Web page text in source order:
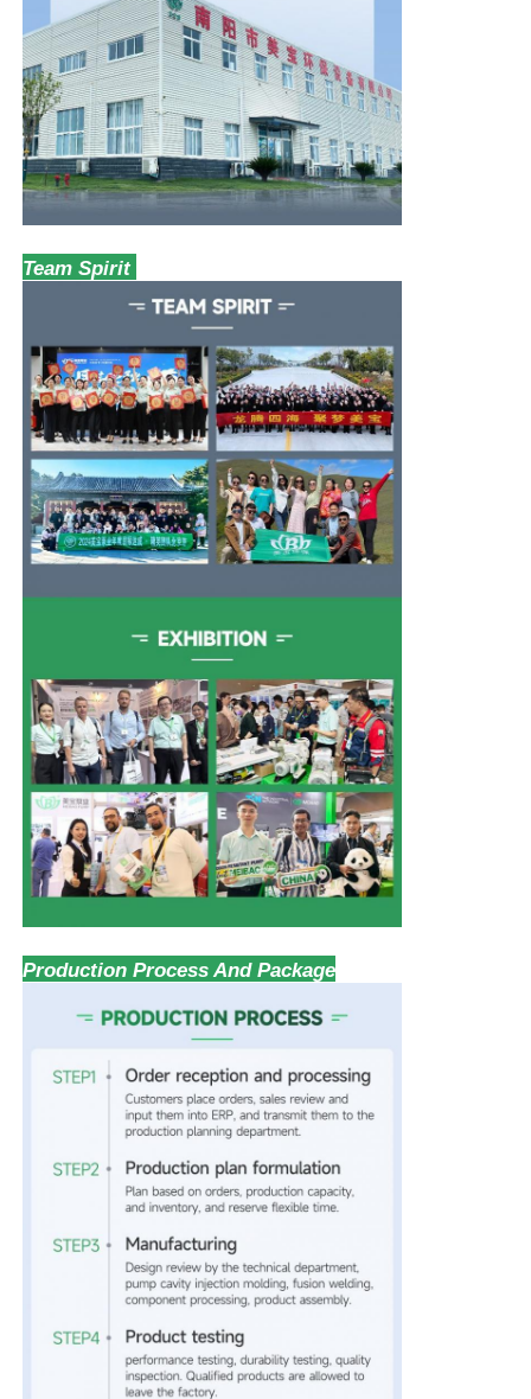
Team Spirit
Production Process And Package